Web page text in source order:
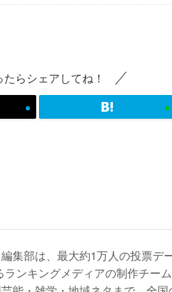
らシェアしてね！
集部は、最大約1万人の投票デ
ランキングメディアの制作チー